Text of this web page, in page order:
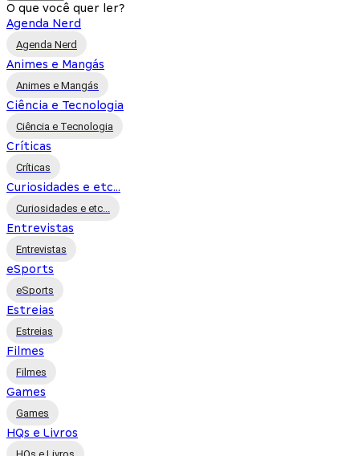
O que você quer ler?
Agenda Nerd
Agenda Nerd
Animes e Mangás
Animes e Mangás
Ciência e Tecnologia
Ciência e Tecnologia
Críticas
Críticas
Curiosidades e etc...
Curiosidades e etc...
Entrevistas
Entrevistas
eSports
eSports
Estreias
Estreias
Filmes
Filmes
Games
Games
HQs e Livros
HQs e Livros